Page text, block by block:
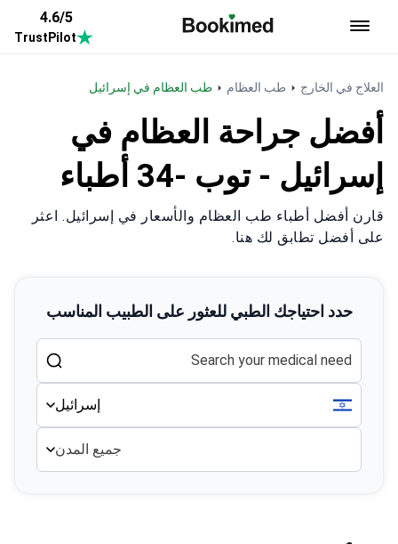
4.6/5
TrustPilot
العلاج في الخارج طب العظام طب العظام في إسرائيل
أفضل جراحة العظام في
إسرائيل - توب -34 أطباء
قارن أفضل أطباء طب العظام والأسعار في إسرائيل. اعثر
على أفضل تطابق لك هنا.
حدد احتياجك الطبي للعثور على الطبيب المناسب
إسرائيل
جميع المدن